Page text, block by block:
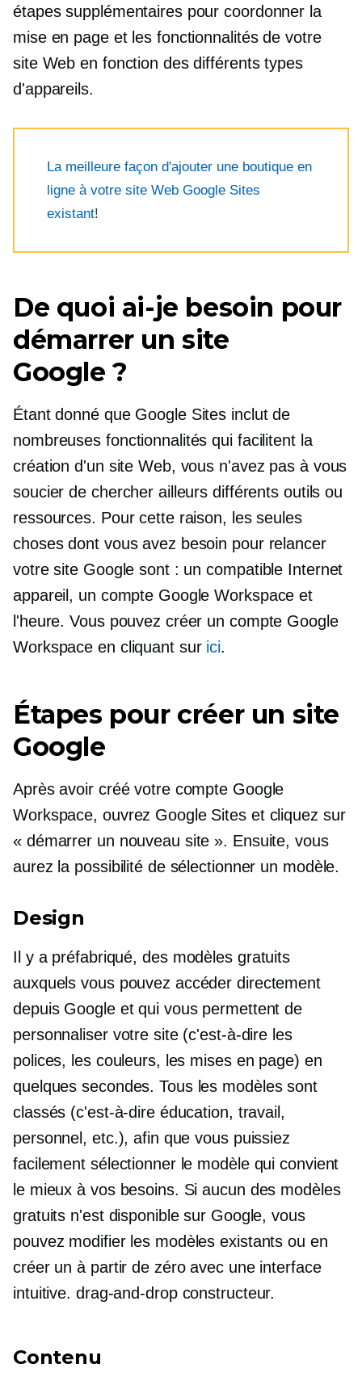
étapes supplémentaires pour coordonner la
mise en page et les fonctionnalités de votre
site Web en fonction des différents types
d'appareils.
La meilleure façon d'ajouter une boutique en
ligne à votre site Web Google Sites
existant!
De quoi ai-je besoin pour
démarrer un site
Google ?
Étant donné que Google Sites inclut de
nombreuses fonctionnalités qui facilitent la
création d'un site Web, vous n'avez pas à vous
soucier de chercher ailleurs différents outils ou
ressources. Pour cette raison, les seules
choses dont vous avez besoin pour relancer
votre site Google sont : uncompatible Internet
appareil, un compte Google Workspace et
l'heure. Vous pouvez créer un compte Google
Workspace en cliquant sur ici.
Étapes pour créer un site
Google
Après avoir créé votre compte Google
Workspace, ouvrez Google Sites et cliquez sur
« démarrer un nouveau site ». Ensuite, vous
aurez la possibilité de sélectionner un modèle.
Design
Il y a préfabriqué, des modèles gratuits
auxquels vous pouvez accéder directement
depuis Google et qui vous permettent de
personnaliser votre site (c'est-à-dire les
polices, les couleurs, les mises en page) en
quelques secondes. Tous les modèles sont
classés (c'est-à-dire éducation, travail,
personnel, etc.), afin que vous puissiez
facilement sélectionner le modèle qui convient
le mieux à vos besoins. Si aucun des modèles
gratuits n'est disponible sur Google, vous
pouvez modifier les modèles existants ou en
créer un à partir de zéro avec une interface
intuitive. drag-and-dropconstructeur.
Contenu